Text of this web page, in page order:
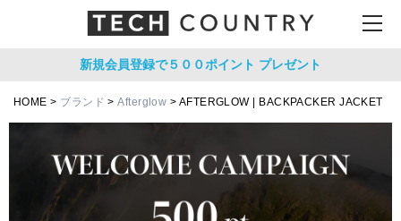
新規会員登録で５００ポイント プレゼント
HOME ブランド Afterglow AFTERGLOW | BACKPACKER JACKET